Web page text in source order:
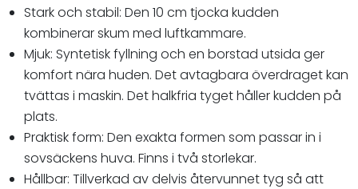
Stark och stabil: Den 10 cm tjocka kudden
kombinerar skum med luftkammare.
Mjuk: Syntetisk fyllning och en borstad utsida ger
komfort nära huden. Det avtagbara överdraget kan
tvättas i maskin. Det halkfria tyget håller kudden på
plats.
Praktisk form: Den exakta formen som passar in i
sovsäckens huva. Finns i två storlekar.
Hållbar: Tillverkad av delvis återvunnet tyg så att